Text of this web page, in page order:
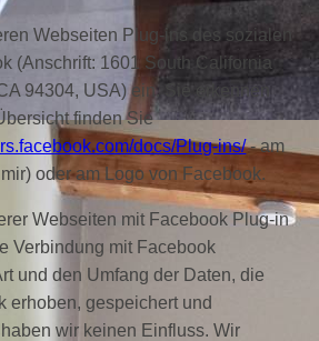
Webseiten Plug-ins des sozialen
(Anschrift: 1601 South California
94304, USA) ein. Sie erkennen
finden Sie
docs/Plug-ins/- am
mir) oder am Logo von Facebook.
Webseiten mit Facebook Plug-in
Verbindung mit Facebook
und den Umfang der Daten, die
erhoben, gespeichert und
wir keinen Einfluss. Wir